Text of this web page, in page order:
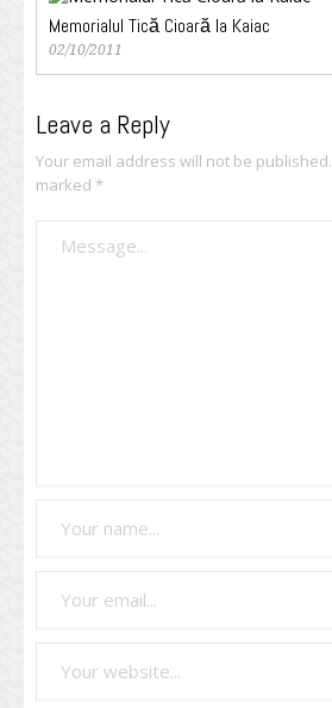
Memorialul Tică Cioară la Kaiac
02/10/2011
Leave a Reply
Your email address will not be published.
marked *